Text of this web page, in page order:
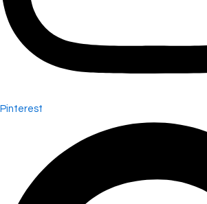
Pinterest